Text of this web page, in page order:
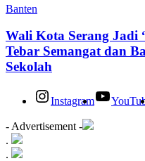
Banten
Wali Kota Serang Jadi
Tebar Semangat dan
Sekolah
Instagram
- Advertisement -
.
.